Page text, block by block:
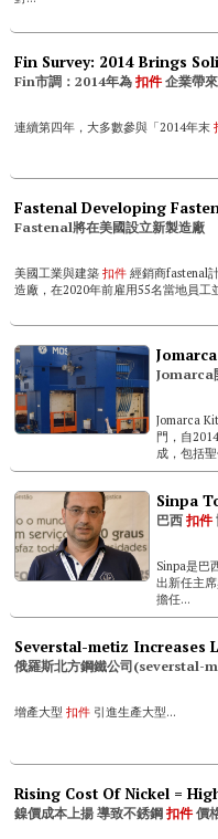
Fin Survey: 2014 Brings
Fin市調：2014年為扣件企業帶
連續第四年，大多數參與「2014年末
Fastenal Developing
Fastenal將在美國設立新製造廠
美國工業與建築 扣件經銷商fastenal
造廠，在2020年前雇用55名當地員工
Jomarca
Jomarca
門，自
成，包括
Sinpa
巴西扣件
Sinpa是巴
出新任主
擔任...
Severstal-metiz Increases
俄羅斯北方鋼鐵公司(severstal-
增產大型 扣件 引進生產大型...
Rising Cost Of Nickel =
鎳價成本上揚 導致不銹鋼扣件價